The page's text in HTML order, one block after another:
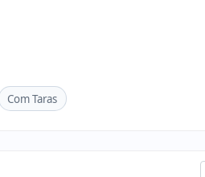
Com Taras